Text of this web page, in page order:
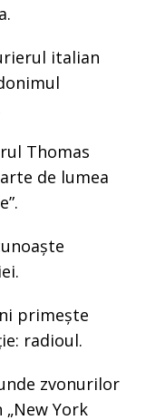
italian
Thomas
de lumea
primește
radioul.
zvonurilor
York